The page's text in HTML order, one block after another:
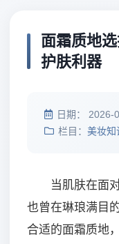
面霜质地
护肤利器
日期： 2026-
栏目： 美妆知
当肌肤在面
也曾在琳琅满目
合适的面霜质地